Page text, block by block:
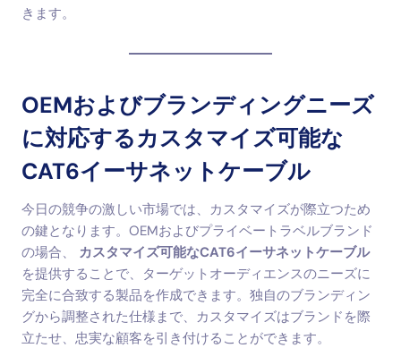
きます。
OEMおよびブランディングニーズ
に対応するカスタマイズ可能な
CAT6イーサネットケーブル
今日の競争の激しい市場では、カスタマイズが際立つため
の鍵となります。OEMおよびプライベートラベルブランド
の場合、 カスタマイズ可能なCAT6イーサネットケーブル
を提供することで、ターゲットオーディエンスのニーズに
完全に合致する製品を作成できます。独自のブランディン
グから調整された仕様まで、カスタマイズはブランドを際
立たせ、忠実な顧客を引き付けることができます。